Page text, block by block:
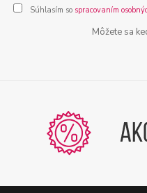
Súhlasím so spracovaním
Môžete sa